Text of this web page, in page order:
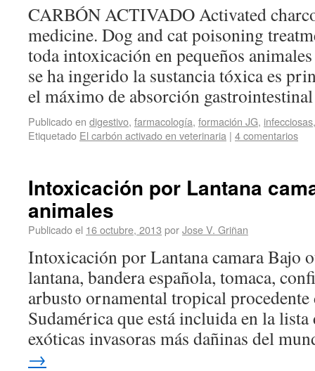
CARBÓN ACTIVADO Activated
medicine. Dog and cat poisoning
toda intoxicación en pequeños
se ha ingerido la sustancia tóxica es
el máximo de absorción
Publicado en digestivo, farmacología, formación JG, infecciosas
Etiquetado El carbón activado en veterinaria | 4 comentarios
Intoxicación por Lantana
animales
Publicado el 16 octubre, 2013 porJose V. Griñan
Intoxicación por Lantana camara Bajo
lantana, bandera española, tomaca,
arbusto ornamental tropical
Sudamérica que está incluida en la lista
exóticas invasoras más dañinas del
→